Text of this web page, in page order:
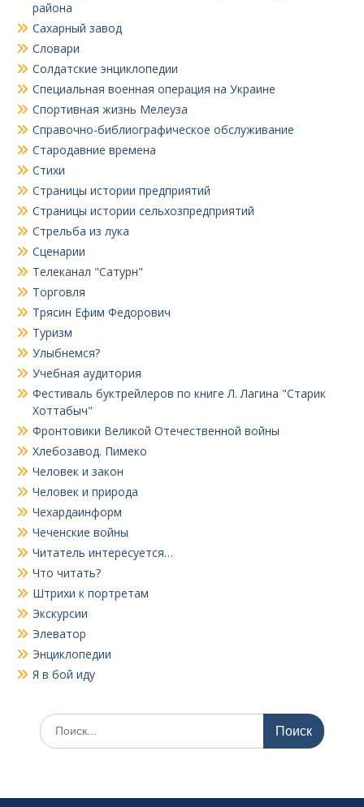
района
Сахарный завод
Словари
Солдатские энциклопедии
Специальная военная операция на Украине
Спортивная жизнь Мелеуза
Справочно-библиографическое обслуживание
Стародавние времена
Стихи
Страницы истории предприятий
Страницы истории сельхозпредприятий
Стрельба из лука
Сценарии
Телеканал "Сатурн"
Торговля
Трясин Ефим Федорович
Туризм
Улыбнемся?
Учебная аудитория
Фестиваль буктрейлеров по книге Л. Лагина "Старик
Хоттабыч"
Фронтовики Великой Отечественной войны
Хлебозавод. Пимеко
Человек и закон
Человек и природа
Чехардаинформ
Чеченские войны
Читатель интересуется…
Что читать?
Штрихи к портретам
Экскурсии
Элеватор
Энциклопедии
Я в бой иду
Поиск
по: